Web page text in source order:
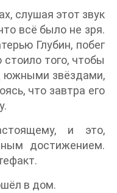
слушая этот звук
всё было не зря.
Глубин, побег
того, чтобы
южными звёздами,
что завтра его
и это,
достижением.
в дом.